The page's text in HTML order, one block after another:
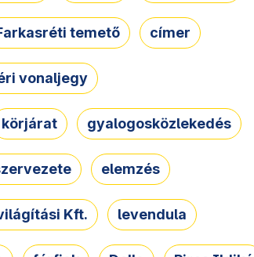
temető címer
vonaljegy
körjárat gyalogosközlekedés
elemzés
Kft. levendula